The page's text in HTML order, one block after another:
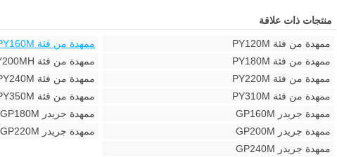
منتجات ذات علاقة
ممهدة من فئة PY120M
ممهدة من فئة PY160M
ممهدة من فئة PY180M
ممهدة من فئة PY200M/PY200MH
ممهدة من فئة PY220M
ممهدة من فئة PY240M
ممهدة من فئة PY310M
ممهدة من فئة PY350M
ممهدة جريدر GP160M
ممهدة جريدر GP180M
ممهدة جريدر GP200M
ممهدة جريدر GP220M
ممهدة جريدر GP240M